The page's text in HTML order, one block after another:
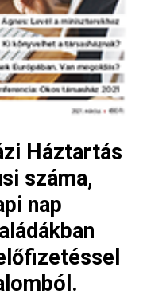
Háztartás
száma,
nap